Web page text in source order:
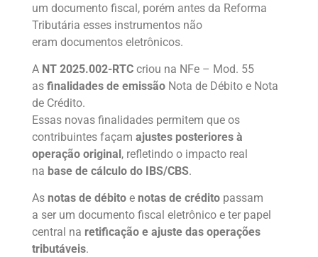
um documento fiscal, porém antes da Reforma
Tributária esses instrumentos não
eram documentos eletrônicos.
A NT 2025.002-RTC criou na NFe – Mod. 55
as finalidades de emissão Nota de Débito e Nota
de Crédito.
Essas novas finalidades permitem que os
contribuintes façam ajustes posteriores à
operação original, refletindo o impacto real
na base de cálculo do IBS/CBS.
As notas de débito e notas de crédito passam
a ser um documento fiscal eletrônico e ter papel
central na retificação e ajuste das operações
tributáveis.